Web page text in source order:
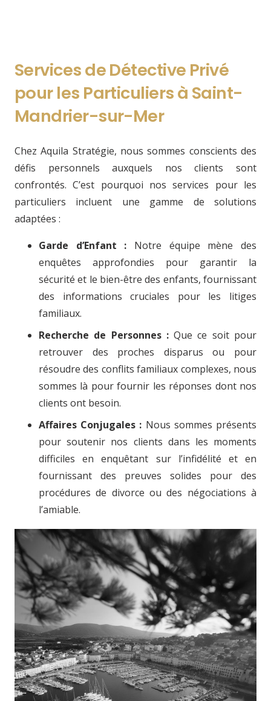
Services de Détective Privé
pour les Particuliers à Saint-
Mandrier-sur-Mer
Chez Aquila Stratégie, nous sommes conscients des
défis personnels auxquels nos clients sont
confrontés. C’est pourquoi nos services pour les
particuliers incluent une gamme de solutions
adaptées :
Garde d’Enfant : Notre équipe mène des
enquêtes approfondies pour garantir la
sécurité et le bien-être des enfants, fournissant
des informations cruciales pour les litiges
familiaux.
Recherche de Personnes :Que ce soit pour
retrouver des proches disparus ou pour
résoudre des conflits familiaux complexes, nous
sommes là pour fournir les réponses dont nos
clients ont besoin.
Affaires Conjugales : Nous sommes présents
pour soutenir nos clients dans les moments
difficiles en enquêtant sur l’infidélité et en
fournissant des preuves solides pour des
procédures de divorce ou des négociations à
l’amiable.